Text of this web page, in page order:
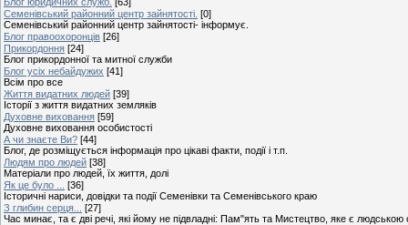
Семенівський районний центр зайнятості. [0]
Семенівський районний центр зайнятості- інформує.
Блог правоохоронців [26]
Прикордоння [24]
Блог прикордонної та митної служби
Блог усіх небайдужих [41]
Всім про все
Життя видатних людей [39]
Історії з життя видатних земляків
Духовне виховання [59]
Духовне виховання особистості
А чи знаєте Ви? [44]
Блог, де розміщується інформація про цікаві факти, події і т.п.
Людям про людей [38]
Матеріали про людей, їх життя, долі
Як це було ...
[36]
Історичні нариси, довідки та події Семенівки та Семенівського краю
З глибин серця...
[27]
Час минає, та є дві речі, які йому не підвладні: Пам"ять та Мистецтво, яке є